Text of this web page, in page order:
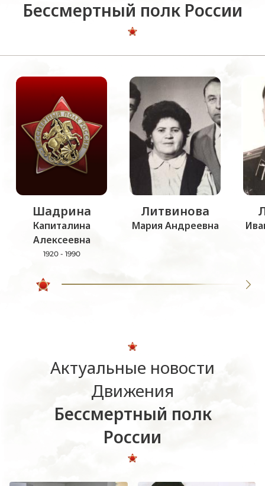
Бессмертный полк России
Шадрина
Капиталина
Алексеевна
1920 - 1990
Литвинова
Мария Андреевна
Актуальные новости
Движения
Бессмертный полк
России